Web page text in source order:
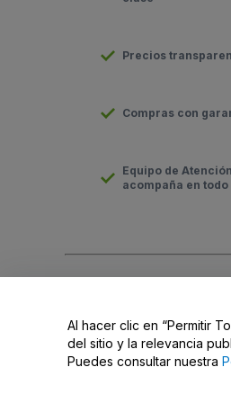
Precios
Compras con
Equipo de
acompaña en
No compartir mi información
Al hacer clic en “Permitir
del sitio y la relevancia
Puedes consultar nuestra